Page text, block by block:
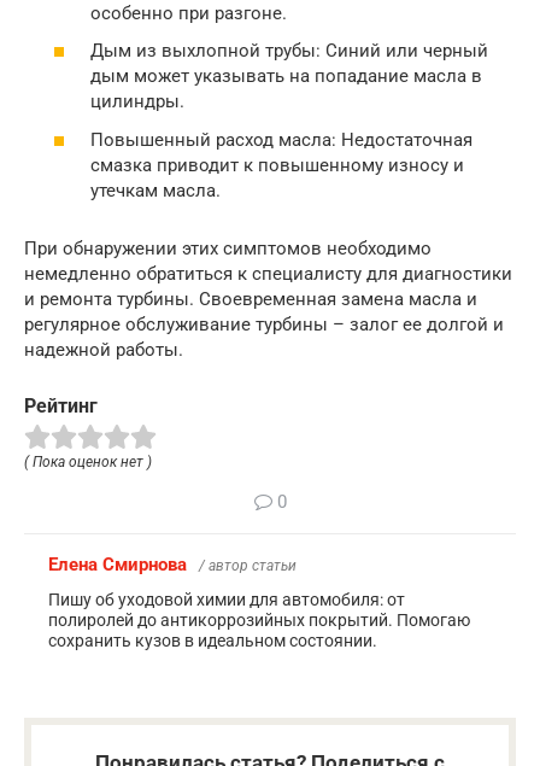
особенно при разгоне.
Дым из выхлопной трубы: Синий или черный
дым может указывать на попадание масла в
цилиндры.
Повышенный расход масла: Недостаточная
смазка приводит к повышенному износу и
утечкам масла.
При обнаружении этих симптомов необходимо
немедленно обратиться к специалисту для диагностики
и ремонта турбины. Своевременная замена масла и
регулярное обслуживание турбины – залог ее долгой и
надежной работы.
Рейтинг
( Пока оценок нет )
0
Елена Смирнова / автор статьи
Пишу об уходовой химии для автомобиля: от
полиролей до антикоррозийных покрытий. Помогаю
сохранить кузов в идеальном состоянии.